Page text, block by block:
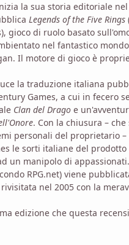
la sua storia editoriale nel
Legends of the Five Rings
gioco di ruolo basato
nel fantastico mondo
Il motore di gioco è
la traduzione italiana
Games, a cui in fecero
Clan del Drago e
. Con la chiusura – che
personali del proprietario –
le sorti italiane del prodotto
un manipolo di appassionati.
RPG.net) viene
nel 2005 con la
edizione che questa